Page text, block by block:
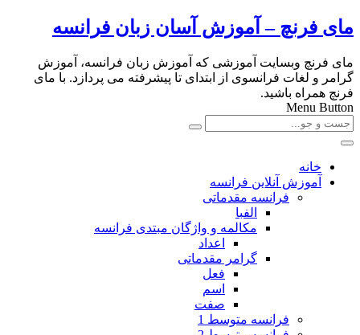
مای فرنچ – آموزش آسان زبان فرانسه
مای فرنچ وبسایت آموزشی که آموزش زبان فرانسه، آموزش
گرامر و لغات فرانسوی از ابتدای تا پیشرفته می پردازد. با مای
فرنچ همراه باشید.
Menu Button
خانه
آموزش آنلاین فرانسه
فرانسه مقدماتی
الفبا
مکالمه و واژگان مبتدی فرانسه
اعداد
گرامر مقدماتی
فعل
اسم
صفت
فرانسه متوسط 1